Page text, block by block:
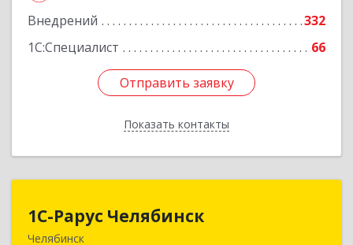
Внедрений
332
1С:Специалист
66
Отправить заявку
Показать контакты
Отправить заявку
Назад
1С-Рарус Челябинск
Челябинск
1С-Рарус Челябинск
454091, Челябинская обл, Челябинск г, Труда ул,